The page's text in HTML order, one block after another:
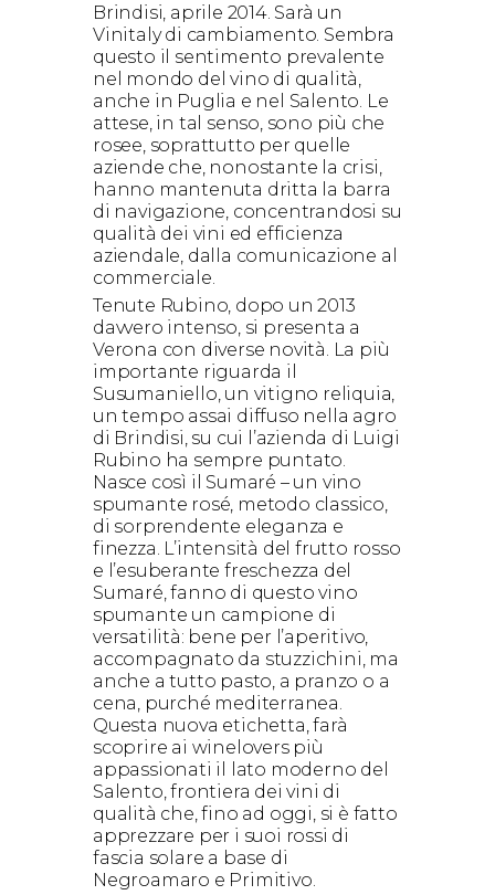
Brindisi, aprile 2014. Sarà un
Vinitaly di cambiamento. Sembra
questo il sentimento prevalente
nel mondo del vino di qualità,
anche in Puglia e nel Salento. Le
attese, in tal senso, sono più che
rosee, soprattutto per quelle
aziende che, nonostante la crisi,
hanno mantenuta dritta la barra
di navigazione, concentrandosi su
qualità dei vini ed efficienza
aziendale, dalla comunicazione al
commerciale.
Tenute Rubino, dopo un 2013
davvero intenso, si presenta a
Verona con diverse novità. La più
importante riguarda il
Susumaniello, un vitigno reliquia,
un tempo assai diffuso nella agro
di Brindisi, su cui l’azienda di Luigi
Rubino ha sempre puntato.
Nasce così il Sumaré – un vino
spumante rosé, metodo classico,
di sorprendente eleganza e
finezza. L’intensità del frutto rosso
e l’esuberante freschezza del
Sumaré, fanno di questo vino
spumante un campione di
versatilità: bene per l’aperitivo,
accompagnato da stuzzichini, ma
anche a tutto pasto, a pranzo o a
cena, purché mediterranea.
Questa nuova etichetta, farà
scoprire ai winelovers più
appassionati il lato moderno del
Salento, frontiera dei vini di
qualità che, fino ad oggi, si è fatto
apprezzare per i suoi rossi di
fascia solare a base di
Negroamaro e Primitivo.